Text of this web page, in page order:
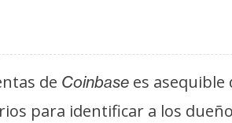
de Coinbase es asequible
para identificar a los